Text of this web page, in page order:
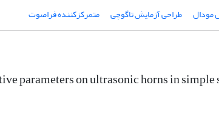
مودال طراحی آزمایش تاگوچی متمرکزکننده فراصوت
parameters on ultrasonic horns in